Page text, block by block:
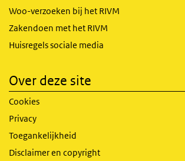
Woo-verzoeken bij het RIVM
Zakendoen met het RIVM
Huisregels sociale media
Over deze site
Cookies
Privacy
Toegankelijkheid
Disclaimer en copyright